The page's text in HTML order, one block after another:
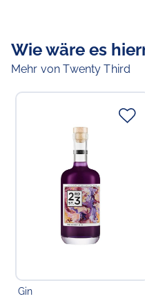
VIOLET GIN & TONIC
Violet Gin mit genau dem
81 Kalorien pro Portion
glutenfrei
für Veganer geeignet
Keine künstlichen
Kein Verkauf und keine
(Versand ausschließlich
Verantwortlicher
Koldingstr. 1B
22769 Hamburg
Wie wäre es
Mehr von Twenty Third
Gin